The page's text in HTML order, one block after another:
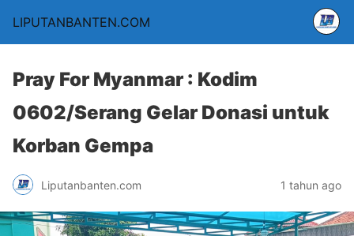
LIPUTANBANTEN.COM
Pray For Myanmar : Kodim
0602/Serang Gelar Donasi untuk
Korban Gempa
Liputanbanten.com 1 tahun ago